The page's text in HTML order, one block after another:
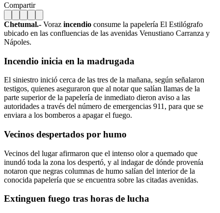
Compartir
Chetumal.- Voraz incendio consume la papelería El Estilógrafo
ubicado en las confluencias de las avenidas Venustiano Carranza y
Nápoles.
Incendio inicia en la madrugada
El siniestro inició cerca de las tres de la mañana, según señalaron
testigos, quienes aseguraron que al notar que salían llamas de la
parte superior de la papelería de inmediato dieron aviso a las
autoridades a través del número de emergencias 911, para que se
enviara a los bomberos a apagar el fuego.
Vecinos despertados por humo
Vecinos del lugar afirmaron que el intenso olor a quemado que
inundó toda la zona los despertó, y al indagar de dónde provenía
notaron que negras columnas de humo salían del interior de la
conocida papelería que se encuentra sobre las citadas avenidas.
Extinguen fuego tras horas de lucha